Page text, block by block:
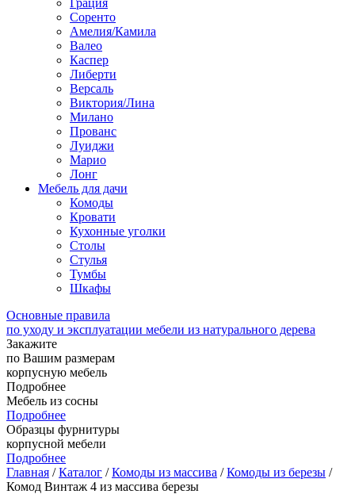
Грация
Соренто
Амелия/Камила
Валео
Каспер
Либерти
Версаль
Виктория/Лина
Милано
Прованс
Луиджи
Марио
Лонг
Мебель для дачи
Комоды
Кровати
Кухонные уголки
Столы
Стулья
Тумбы
Шкафы
Основные правила
по уходу и эксплуатации мебели из натурального дерева
Закажите
по Вашим размерам
корпусную мебель
Подробнее
Мебель из сосны
Подробнее
Образцы фурнитуры
корпусной мебели
Подробнее
Главная /Каталог /Комоды из массива /Комоды из березы /
Комод Винтаж 4 из массива березы